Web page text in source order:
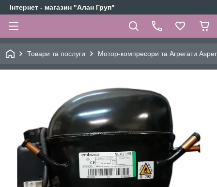
Інтернет - магазин "Алан Груп"
Товари та послуги Мотор-компресори та Агрегати